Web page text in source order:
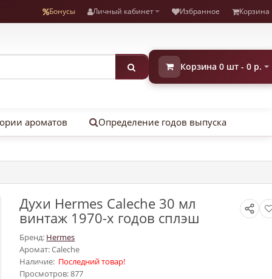
Бонусы Личный кабинет Избранное Корзина
Корзина 0 шт - 0 р.
ароматов Определение годов выпуска
Духи Hermes Caleche 30 мл
винтаж 1970-х годов сплэш
Бренд: Hermes
Аромат: Caleche
Наличие: Последний товар!
Просмотров: 877